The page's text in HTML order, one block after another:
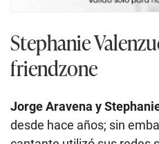
Stephanie
friendzone
Jorge Aravena y
desde hace años; sin